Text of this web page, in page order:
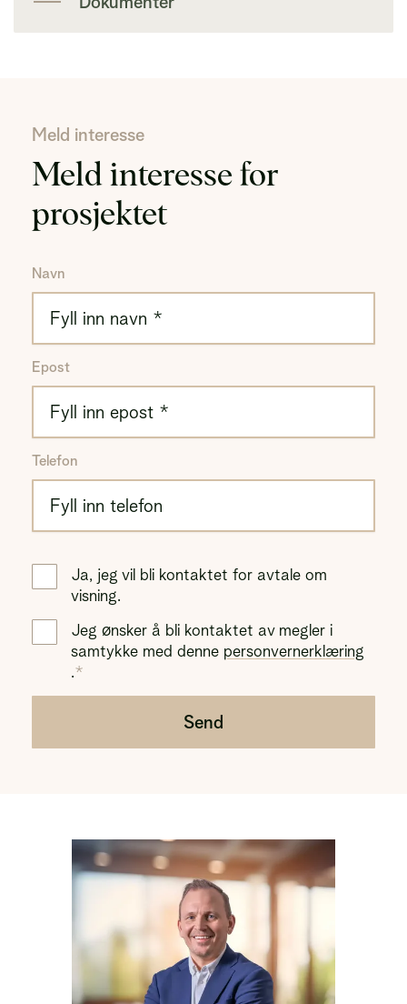
Meld interesse
Meld interesse for
prosjektet
Navn
Epost
Telefon
Ja, jeg vil bli kontaktet for avtale om
visning.
Jeg ønsker å bli kontaktet av megler i
samtykke med denne personvernerklæring
.
Send